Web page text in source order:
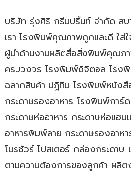
บริษัท รุ่งศิริ กรีนปริ้นท์ จำกัด สบ
เรา โรงพิมพ์คุณภาพถูกและดี ใส่ใ
ผู้นำด้านงานผลิตสื่อสิ่งพิมพ์คุณภ
ครบวงจร โรงพิมพ์ดิจิตอล โรง
ฉลากสินค้า ปฏิทิน โรงพิมพ์หนัง
กระดาษรองอาหาร โรงพิมพ์การ์ด
กระดาษห่ออาหาร กระดาษห่อแฮม
อาหารพิมพ์ลาย กระดาษรองอาห
โบรชัวร์ โปสเตอร์ กล่องกระดา
ตามความต้องการของลูกค้า ผลิต